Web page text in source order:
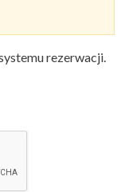
rezerwacji.